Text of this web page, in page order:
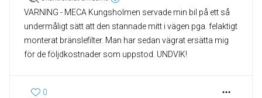
VARNING - MECA Kungsholmen servade min bil på ett så
undermåligt sätt att den stannade mitt i vägen pga. felaktigt
monterat bränslefilter. Man har sedan vägrat ersätta mig
för de följdkostnader som uppstod. UNDVIK!
0